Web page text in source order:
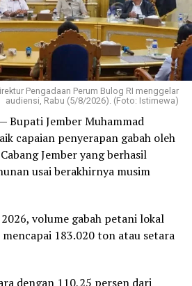
Pengadaan Perum Bulog RI menggelar
audiensi, Rabu (5/8/2026). (Foto: Istimewa)
Bupati Jember Muhammad
capaian penyerapan gabah oleh
Jember yang berhasil
usai berakhirnya musim
volume gabah petani lokal
183.020 ton atau setara
dengan 110,25 persen dari